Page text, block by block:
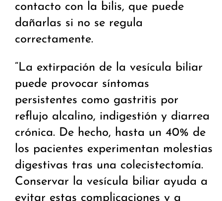
contacto con la bilis, que puede
dañarlas si no se regula
correctamente.
“La extirpación de la vesícula biliar
puede provocar síntomas
persistentes como gastritis por
reflujo alcalino, indigestión y diarrea
crónica. De hecho, hasta un 40% de
los pacientes experimentan molestias
digestivas tras una colecistectomía.
Conservar la vesícula biliar ayuda a
evitar estas complicaciones y a